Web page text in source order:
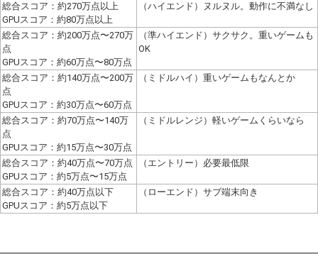
総合スコア：約270万点以上
GPUスコア：約80万点以上
（ハイエンド）ヌルヌル。動作に不満なし
総合スコア：約200万点〜270万
点
GPUスコア：約60万点〜80万点
（準ハイエンド）サクサク。重いゲームも
OK
総合スコア：約140万点〜200万
点
GPUスコア：約30万点〜60万点
（ミドルハイ）重いゲームもなんとか
総合スコア：約70万点〜140万
点
GPUスコア：約15万点〜30万点
（ミドルレンジ）軽いゲームくらいなら
総合スコア：約40万点〜70万点
GPUスコア：約5万点〜15万点
（エントリー）必要最低限
総合スコア：約40万点以下
GPUスコア：約5万点以下
（ローエンド）サブ端末向き